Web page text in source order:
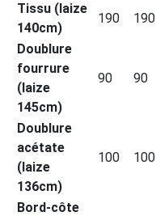
Tissu (laize
140cm)
190 190
Doublure
fourrure
(laize
145cm)
90 90
Doublure
acétate
(laize
136cm)
100 100
Bord-côte